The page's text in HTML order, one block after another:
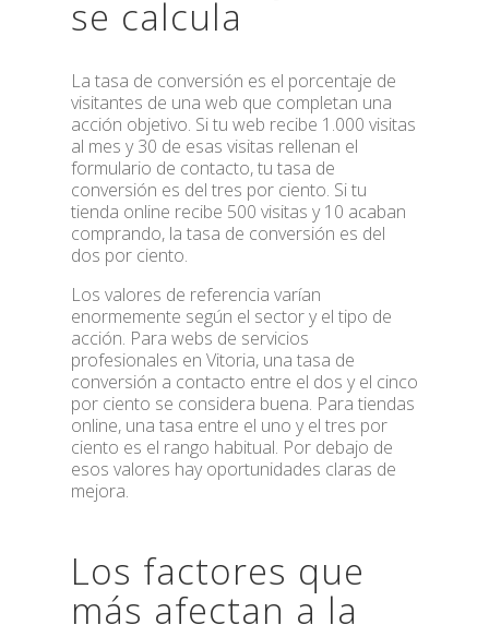
se calcula
La tasa de conversión es el porcentaje de
visitantes de una web que completan una
acción objetivo. Si tu web recibe 1.000 visitas
al mes y 30 de esas visitas rellenan el
formulario de contacto, tu tasa de
conversión es del tres por ciento. Si tu
tienda online recibe 500 visitas y 10 acaban
comprando, la tasa de conversión es del
dos por ciento.
Los valores de referencia varían
enormemente según el sector y el tipo de
acción. Para webs de servicios
profesionales en Vitoria, una tasa de
conversión a contacto entre el dos y el cinco
por ciento se considera buena. Para tiendas
online, una tasa entre el uno y el tres por
ciento es el rango habitual. Por debajo de
esos valores hay oportunidades claras de
mejora.
Los factores que
más afectan a la